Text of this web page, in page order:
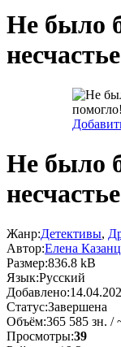
Не было
Не было
Жанр:Детективы,
Автор:Елена
Размер:836.8 kB
Язык:Русский
Добавлено:
Статус:Завершена
Объём:365 585 зн. /
Просмотры:39